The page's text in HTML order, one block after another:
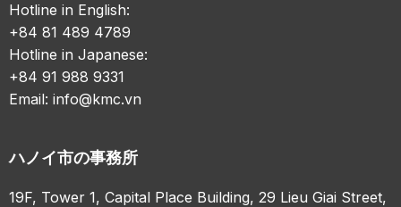
Hotline in English:
+84 81 489 4789
Hotline in Japanese:
+84 91 988 9331
Email:info@kmc.vn
ハノイ市の事務所
19F, Tower 1, Capital Place Building, 29 Lieu Giai Street,